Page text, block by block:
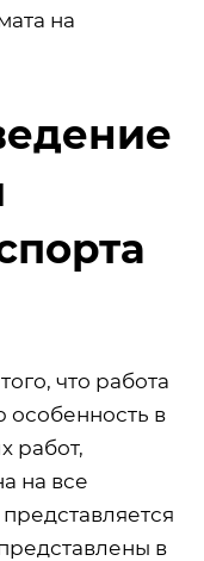
на
что работа
в
работ,
на все
в